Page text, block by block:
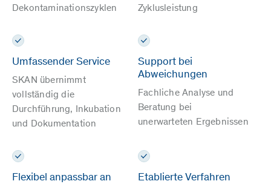
Dekontaminationszyklen
Zyklusleistung
Umfassender Service
SKAN übernimmt
vollständig die
Durchführung, Inkubation
und Dokumentation
Support bei
Abweichungen
Fachliche Analyse und
Beratung bei
unerwarteten Ergebnissen
Flexibel anpassbar an
Etablierte Verfahren